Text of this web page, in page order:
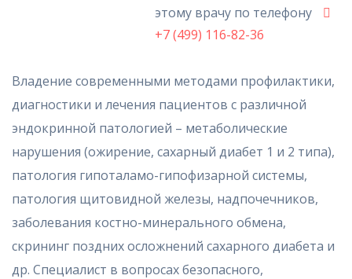
этому врачу по телефону
+7 (499) 116-82-36
Владение современными методами профилактики,
диагностики и лечения пациентов с различной
эндокринной патологией – метаболические
нарушения (ожирение, сахарный диабет 1 и 2 типа),
патология гипоталамо-гипофизарной системы,
патология щитовидной железы, надпочечников,
заболевания костно-минерального обмена,
скрининг поздних осложнений сахарного диабета и
др. Специалист в вопросах безопасного,